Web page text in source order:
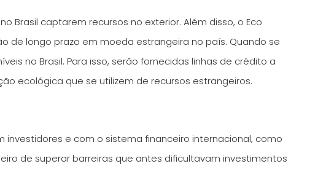
Brasil captarem recursos no exterior. Além disso, o Eco
de longo prazo em moeda estrangeira no país. Quando se
no Brasil. Para isso, serão fornecidas linhas de crédito a
ecológica que se utilizem de recursos estrangeiros.
e com o sistema financeiro internacional, como
de superar barreiras que antes dificultavam investimentos